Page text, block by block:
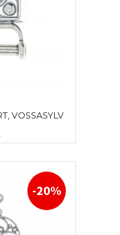
VOSSASYLV
Rabatt
-20%